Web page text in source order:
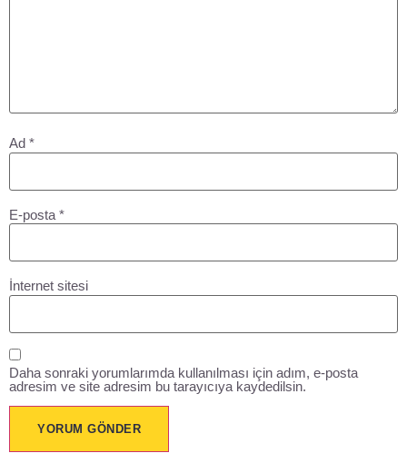
Ad *
E-posta *
İnternet sitesi
Daha sonraki yorumlarımda kullanılması için adım, e-posta
adresim ve site adresim bu tarayıcıya kaydedilsin.